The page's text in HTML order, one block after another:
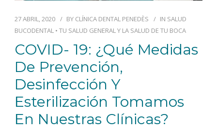
27 ABRIL, 2020 BY CLÍNICA DENTAL PENEDÈS IN SALUD
BUCODENTAL • TU SALUD GENERAL Y LA SALUD DE TU BOCA
COVID- 19: ¿Qué Medidas
De Prevención,
Desinfección Y
Esterilización Tomamos
En Nuestras Clínicas?